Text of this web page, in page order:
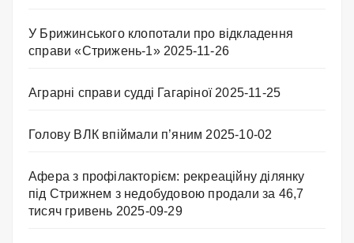
У Брижинського клопотали про відкладення
справи «Стрижень-1» 2025-11-26
Аграрні справи судді Гагаріної 2025-11-25
Голову ВЛК впіймали п’яним 2025-10-02
Афера з профілакторієм: рекреаційну ділянку
під Стрижнем з недобудовою продали за 46,7
тисяч гривень 2025-09-29